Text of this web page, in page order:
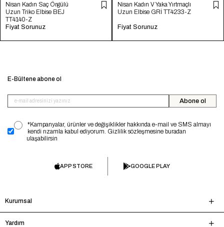
Nisan Kadın Saç Örgülü
Uzun Triko Elbise BEJ
TT4140-Z
Fiyat Sorunuz
Nisan Kadın V Yaka Yırtmaçlı
Uzun Elbise GRİ TT4233-Z
Fiyat Sorunuz
E-Bültene abone ol
Abone ol
*Kampanyalar, ürünler ve değişiklikler hakkında e-mail ve SMS almayı
kendi rızamla kabul ediyorum. Gizlilik sözleşmesine buradan
ulaşabilirsin
APP STORE GOOGLE PLAY
Kurumsal
Yardım